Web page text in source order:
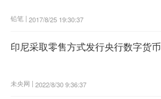
铅笔 | 2017/8/25 19:30:37
印尼采取零售方式发行央行数字货币
未央网 | 2022/8/30 9:36:37